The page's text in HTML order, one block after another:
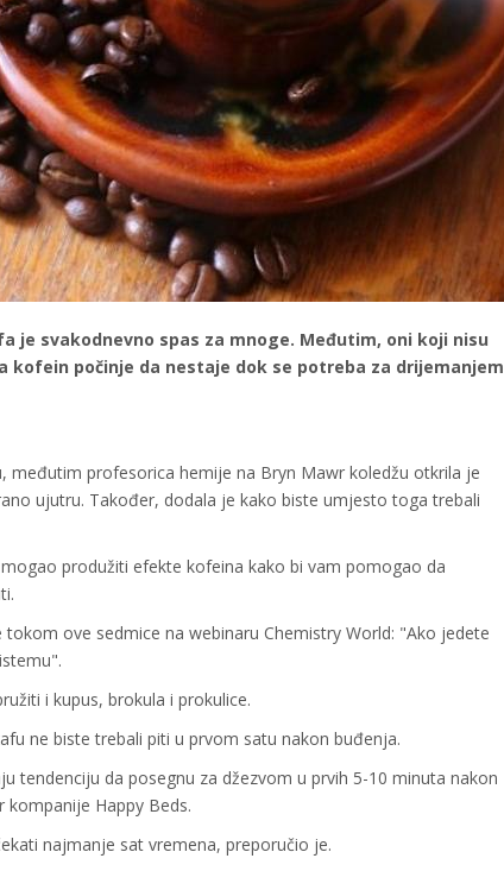
je svakodnevno spas za mnoge. Međutim, oni koji nisu
počinje da nestaje dok se potreba za drijemanjem
profesorica hemije na Bryn Mawr koledžu otkrila je
ujutru. Također, dodala je kako biste umjesto toga trebali
produžiti efekte kofeina kako bi vam pomogao da
ove sedmice na webinaru Chemistry World: "Ako jedete
i kupus, brokula i prokulice.
ne biste trebali piti u prvom satu nakon buđenja.
da posegnu za džezvom u prvih 5-10 minuta nakon
Happy Beds.
najmanje sat vremena, preporučio je.